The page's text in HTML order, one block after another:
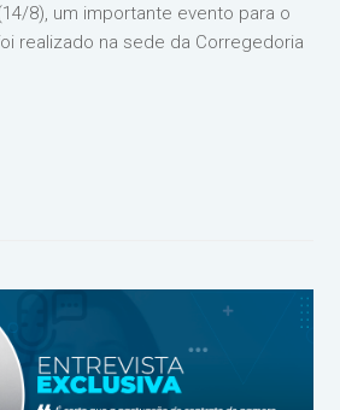
8), um importante evento para o
realizado na sede da Corregedoria